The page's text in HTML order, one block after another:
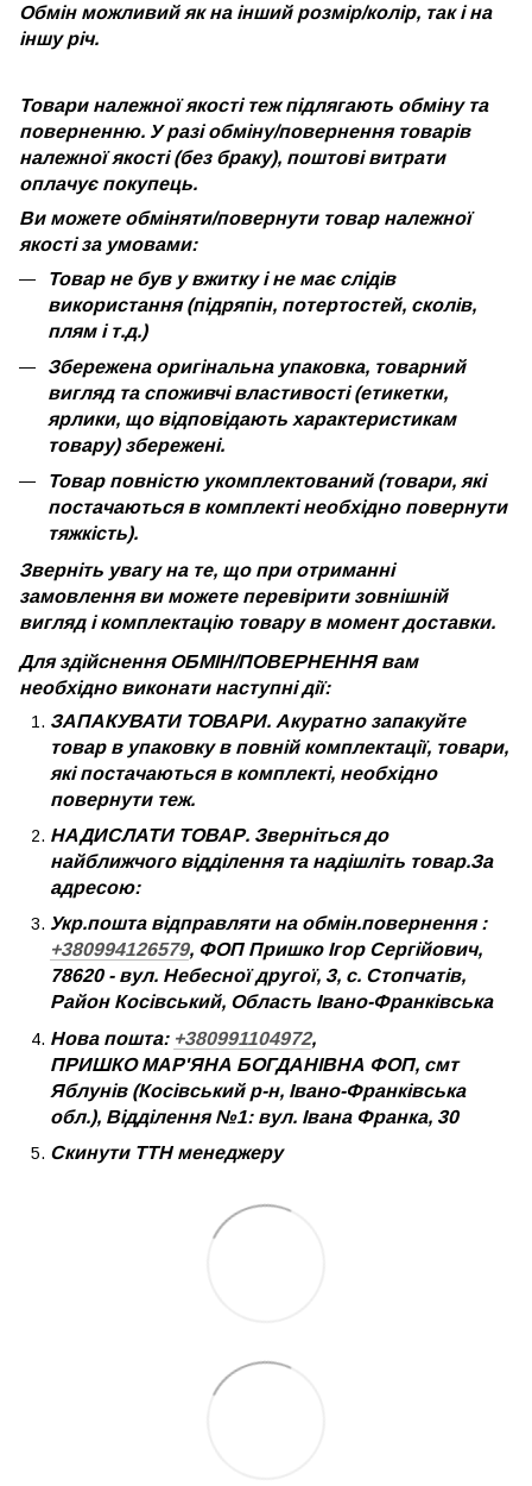
Обмін можливий як на інший розмір/колір, так і на
іншу річ.
Товари належної якості теж підлягають обміну та
поверненню. У разі обміну/повернення товарів
належної якості (без браку), поштові витрати
оплачує покупець.
Ви можете обміняти/повернути товар належної
якості за умовами:
Товар не був у вжитку і не має слідів
використання (підряпін, потертостей, сколів,
плям і т.д.)
Збережена оригінальна упаковка, товарний
вигляд та споживчі властивості (етикетки,
ярлики, що відповідають характеристикам
товару) збережені.
Товар повністю укомплектований (товари, які
постачаються в комплекті необхідно повернути
тяжкість).
Зверніть увагу на те, що при отриманні
замовлення ви можете перевірити зовнішній
вигляд і комплектацію товару в момент доставки.
Для здійснення ОБМІН/ПОВЕРНЕННЯ вам
необхідно виконати наступні дії:
ЗАПАКУВАТИ ТОВАРИ. Акуратно запакуйте
товар в упаковку в повній комплектації, товари,
які постачаються в комплекті, необхідно
повернути теж.
НАДИСЛАТИ ТОВАР. Зверніться до
найближчого відділення та надішліть товар.За
адресою:
Укр.пошта відправляти на обмін.повернення :
+380994126579, ФОП Пришко Ігор Сергійович,
78620 - вул. Небесної другої, 3, с. Стопчатів,
Район Косівський, Область Івано-Франківська
Нова пошта: +380991104972,
ПРИШКО МАР'ЯНА БОГДАНІВНА ФОП, смт
Яблунів (Косівський р-н, Івано-Франківська
обл.), Відділення №1: вул. Івана Франка, 30
Скинути ТТН менеджеру